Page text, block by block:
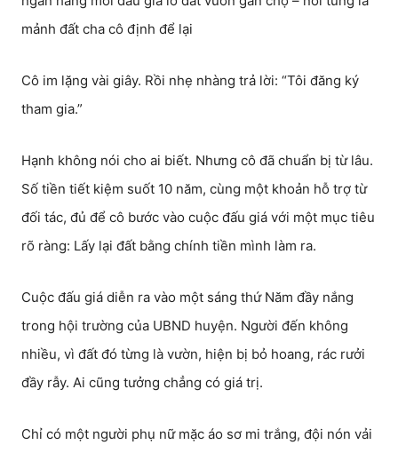
mảnh đất cha cô định để lại
Cô im lặng vài giây. Rồi nhẹ nhàng trả lời: “Tôi đăng ký
tham gia.”
Hạnh không nói cho ai biết. Nhưng cô đã chuẩn bị từ lâu.
Số tiền tiết kiệm suốt 10 năm, cùng một khoản hỗ trợ từ
đối tác, đủ để cô bước vào cuộc đấu giá với một mục tiêu
rõ ràng: Lấy lại đất bằng chính tiền mình làm ra.
Cuộc đấu giá diễn ra vào một sáng thứ Năm đầy nắng
trong hội trường của UBND huyện. Người đến không
nhiều, vì đất đó từng là vườn, hiện bị bỏ hoang, rác rưởi
đầy rẫy. Ai cũng tưởng chẳng có giá trị.
Chỉ có một người phụ nữ mặc áo sơ mi trắng, đội nón vải